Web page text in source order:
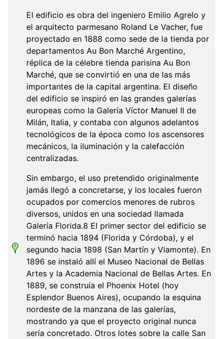
El edificio es obra del ingeniero Emilio Agrelo y
el arquitecto parmesano Roland Le Vacher, fue
proyectado en 1888 como sede de la tienda por
departamentos Au Bon Marché Argentino,
réplica de la célebre tienda parisina Au Bon
Marché, que se convirtió en una de las más
importantes de la capital argentina. El diseño
del edificio se inspiró en las grandes galerías
europeas como la Galería Víctor Manuel II de
Milán, Italia, y contaba con algunos adelantos
tecnológicos de la época como los ascensores
mecánicos, la iluminación y la calefacción
centralizadas.
Sin embargo, el uso pretendido originalmente
jamás llegó a concretarse, y los locales fueron
ocupados por comercios menores de rubros
diversos, unidos en una sociedad llamada
Galería Florida.8 El primer sector del edificio se
terminó hacia 1894 (Florida y Córdoba), y el
segundo hacia 1898 (San Martín y Viamonte). En
1896 se instaló allí el Museo Nacional de Bellas
Artes y la Academia Nacional de Bellas Artes. En
1889, se construía el Phoenix Hotel (hoy
Esplendor Buenos Aires), ocupando la esquina
nordeste de la manzana de las galerías,
mostrando ya que el proyecto original nunca
sería concretado. Otros lotes sobre la calle San